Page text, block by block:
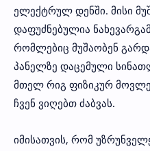
ელექტრულ დენში. მისი
დაფუძნებულია
რომლებიც მუშაობენ
პანელზე დაცემული
მთელ რიგ ფიზიკურ
ჩვენ ვიღებთ ძაბვას.
იმისათვის, რომ